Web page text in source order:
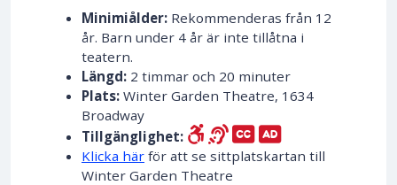
Minimiålder: Rekommenderas från 12
år. Barn under 4 år är inte tillåtna i
teatern.
Längd: 2 timmar och 20 minuter
Plats: Winter Garden Theatre, 1634
Broadway
Tillgänglighet:
Klicka här för att se sittplatskartan till
Winter Garden Theatre